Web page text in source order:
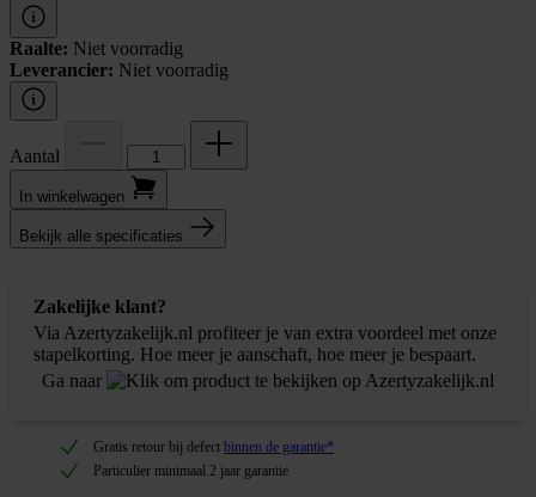
Raalte: Niet voorradig
Leverancier: Niet voorradig
Aantal
In winkel­wagen
Bekijk alle specificaties
Zakelijke klant?
Via Azertyzakelijk.nl profiteer je van extra voordeel met onze
stapelkorting. Hoe meer je aanschaft, hoe meer je bespaart.
Ga naar
Gratis retour bij defect binnen de garantie*
Particulier minimaal 2 jaar garantie